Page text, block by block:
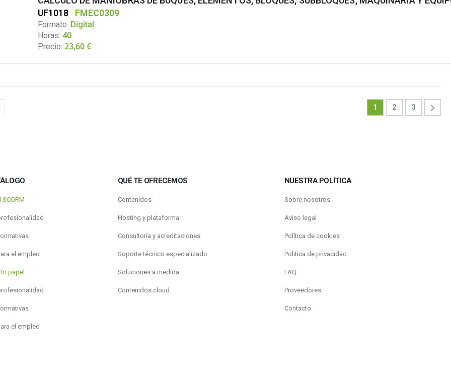
UF1018 FMEC0309
Formato: Digital
Horas: 40
Precio: 23,60€
1 2 3
el empleo
papel
el empleo
QUÉ TE OFRECEMOS
Contenidos
Hosting y plataforma
Consultoría y acreditaciones
Soporte técnico especializado
Soluciones a medida
Contenidos.cloud
NUESTRA POLÍTICA
Sobre nosotros
Aviso legal
Política de cookies
Politica de privacidad
FAQ
Proveedores
Contacto